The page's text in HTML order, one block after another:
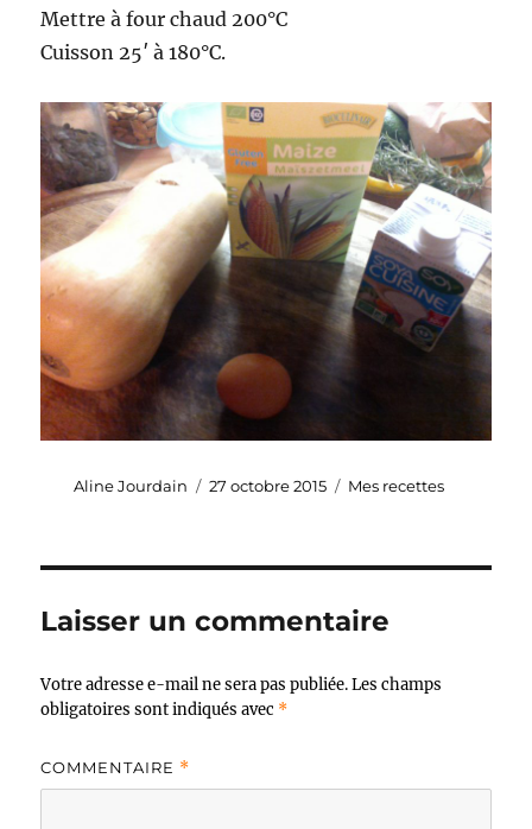
Mettre à four chaud 200°C
Cuisson 25′ à 180°C.
Auteur
Aline Jourdain
Publié
27 octobre 2015 Catégories
Mes recettes
Laisser un commentaire
Votre adresse e-mail ne sera pas publiée. Les champs
obligatoires sont indiqués avec *
COMMENTAIRE *